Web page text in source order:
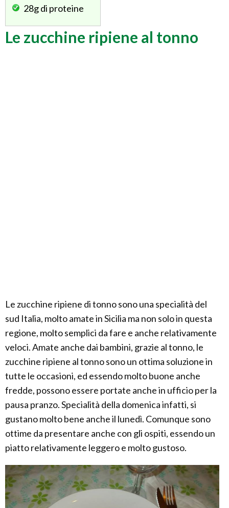
28gdi proteine
Le zucchine ripiene al tonno
Le zucchine ripiene di tonno sono una specialità del
sud Italia, molto amate in Sicilia ma non solo in questa
regione, molto semplici da fare e anche relativamente
veloci. Amate anche dai bambini, grazie al tonno, le
zucchine ripiene al tonno sono un ottima soluzione in
tutte le occasioni, ed essendo molto buone anche
fredde, possono essere portate anche in ufficio per la
pausa pranzo. Specialità della domenica infatti, si
gustano molto bene anche il lunedì. Comunque sono
ottime da presentare anche con gli ospiti, essendo un
piatto relativamente leggero e molto gustoso.